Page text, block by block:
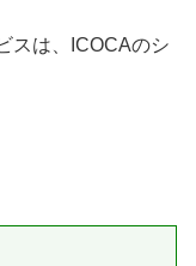
スは、ICOCAのシ